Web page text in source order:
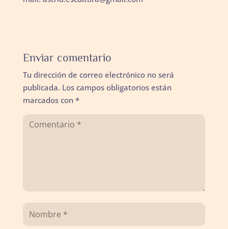
Enviar comentario
Tu dirección de correo electrónico no será
publicada. Los campos obligatorios están
marcados con *